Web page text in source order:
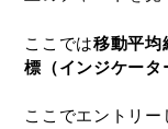
ここでは移動平均
標（インジケータ
ここでエントリ